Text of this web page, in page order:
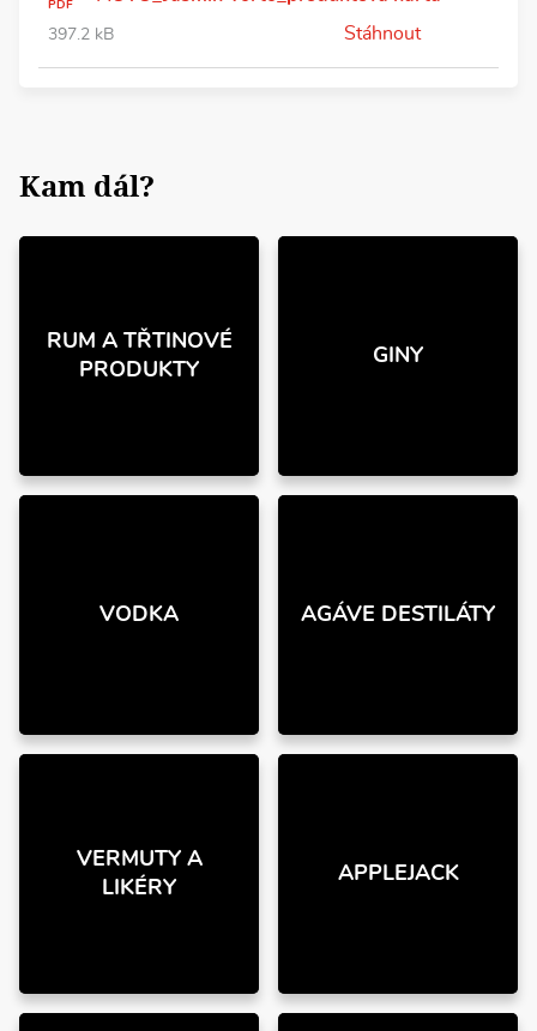
PDF
397.2 kB Stáhnout
Kam dál?
RUM A TŘTINOVÉ
PRODUKTY
GINY
VODKA AGÁVE DESTILÁTY
VERMUTY A
LIKÉRY
APPLEJACK